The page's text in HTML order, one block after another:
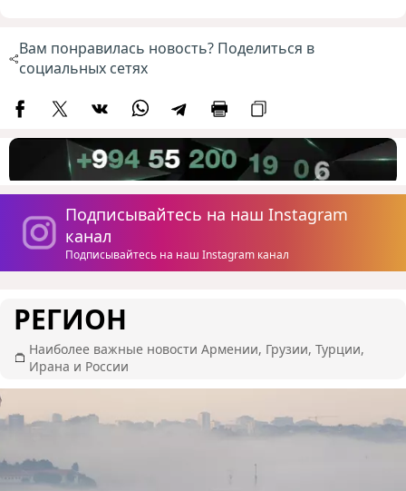
Вам понравилась новость? Поделиться в
социальных сетях
Подписывайтесь на наш Instagram
канал
Подписывайтесь на наш Instagram канал
РЕГИОН
Наиболее важные новости Армении, Грузии, Турции,
Ирана и России